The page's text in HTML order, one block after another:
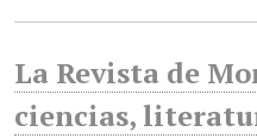
La Revista de
ciencias,